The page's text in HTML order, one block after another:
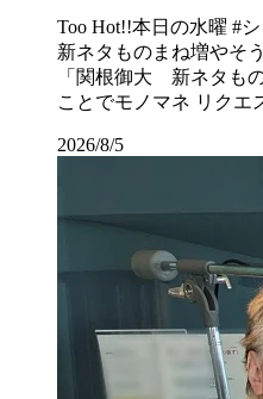
Too Hot!!本日の水曜 #
新ネタものまね増やそ
「関根御大 新ネタも
ことでモノマネ リク
2026/8/5